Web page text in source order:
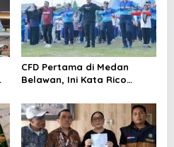
CFD Pertama di Medan
Belawan, Ini Kata Rico